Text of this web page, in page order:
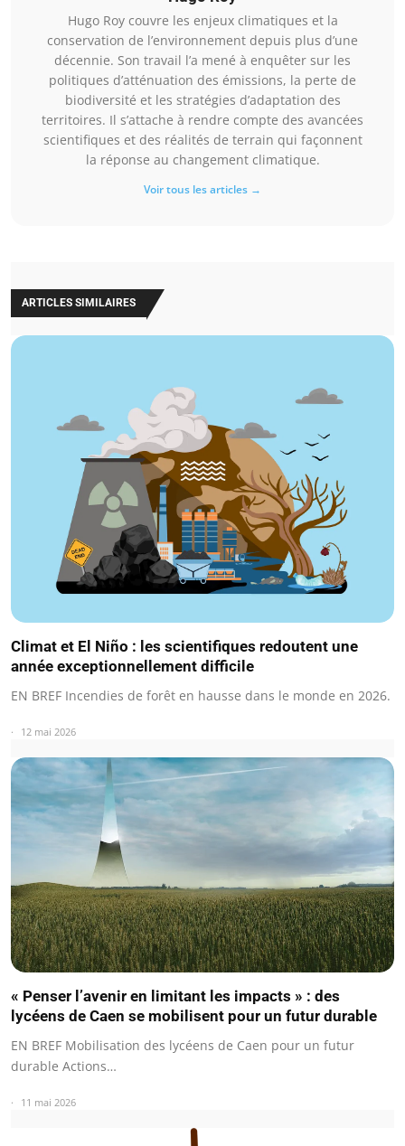
Hugo Roy couvre les enjeux climatiques et la
conservation de l’environnement depuis plus d’une
décennie. Son travail l’a mené à enquêter sur les
politiques d’atténuation des émissions, la perte de
biodiversité et les stratégies d’adaptation des
territoires. Il s’attache à rendre compte des avancées
scientifiques et des réalités de terrain qui façonnent
la réponse au changement climatique.
Voir tous les articles →
ARTICLES SIMILAIRES
Climat et El Niño : les scientifiques redoutent une
année exceptionnellement difficile
EN BREF Incendies de forêt en hausse dans le monde en 2026.
12 mai 2026
« Penser l’avenir en limitant les impacts » : des
lycéens de Caen se mobilisent pour un futur durable
EN BREF Mobilisation des lycéens de Caen pour un futur
durable Actions…
11 mai 2026